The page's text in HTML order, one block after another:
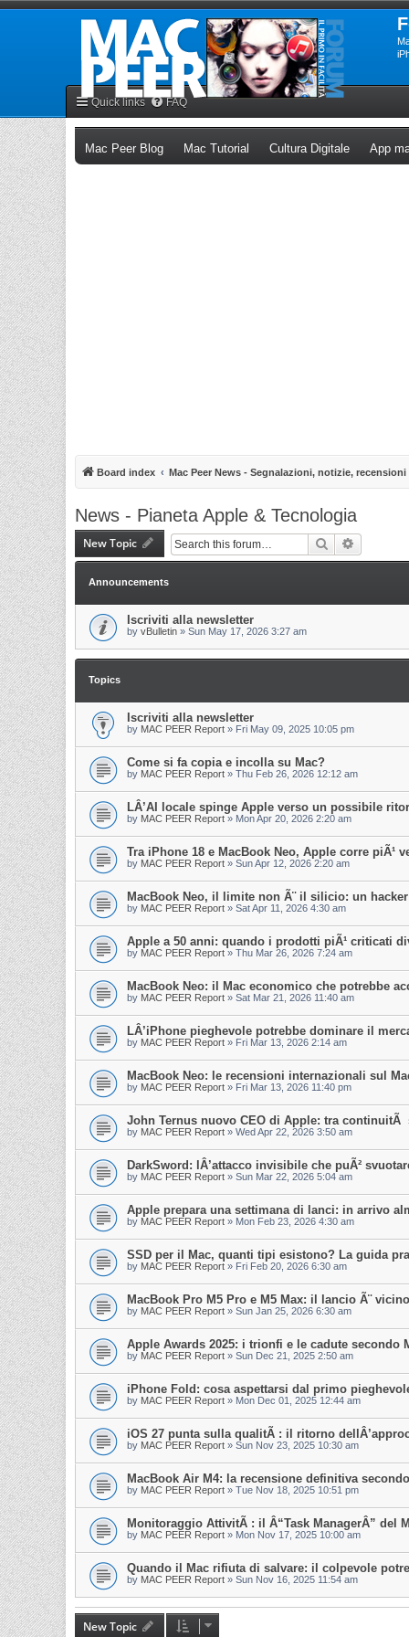
Quick links FAQ
Mac Peer Blog(Opens a new tab)
Mac Tutorial (Opens a new tab)
Cultura Digitale(Opens a
App
Board index Mac Peer News - Segnalazioni, notizie, recensioni
News - Pianeta Apple & Tecnologia
New Topic Search
Announcements
Iscriviti alla newsletter
by vBulletin » Sun May 17, 2026 3:27 am
Topics
Iscriviti alla newsletter
by MAC PEER Report » Fri May 09, 2025 10:05 pm
Come si fa copia e incolla su Mac?
by MAC PEER Report » Thu Feb 26, 2026 12:12 am
LÂ’AI locale spinge Apple verso un possibile
by MAC PEER Report » Mon Apr 20, 2026 2:20 am
Tra iPhone 18 e MacBook Neo, Apple corre piÃ¹
by MAC PEER Report » Sun Apr 12, 2026 2:20 am
MacBook Neo, il limite non Ã¨ il silicio: un
by MAC PEER Report » Sat Apr 11, 2026 4:30 am
Apple a 50 anni: quando i prodotti piÃ¹ criticati
by MAC PEER Report » Thu Mar 26, 2026 7:24 am
MacBook Neo: il Mac economico che potrebbe
by MAC PEER Report » Sat Mar 21, 2026 11:40 am
LÂ’iPhone pieghevole potrebbe dominare il
by MAC PEER Report » Fri Mar 13, 2026 2:14 am
MacBook Neo: le recensioni internazionali sul
by MAC PEER Report » Fri Mar 13, 2026 11:40 pm
John Ternus nuovo CEO di Apple: tra continuitÃ
by MAC PEER Report » Wed Apr 22, 2026 3:50 am
DarkSword: lÂ’attacco invisibile che puÃ²
by MAC PEER Report » Sun Mar 22, 2026 5:04 am
Apple prepara una settimana di lanci: in arrivo
by MAC PEER Report » Mon Feb 23, 2026 4:30 am
SSD per il Mac, quanti tipi esistono? La guida
by MAC PEER Report » Fri Feb 20, 2026 6:30 am
MacBook Pro M5 Pro e M5 Max: il lancio Ã¨
by MAC PEER Report » Sun Jan 25, 2026 6:30 am
Apple Awards 2025: i trionfi e le cadute secondo
by MAC PEER Report » Sun Dec 21, 2025 2:50 am
iPhone Fold: cosa aspettarsi dal primo
by MAC PEER Report » Mon Dec 01, 2025 12:44 am
iOS 27 punta sulla qualitÃ : il ritorno
by MAC PEER Report » Sun Nov 23, 2025 10:30 am
MacBook Air M4: la recensione definitiva
by MAC PEER Report » Tue Nov 18, 2025 10:51 pm
Monitoraggio AttivitÃ : il Â“Task ManagerÂ” del
by MAC PEER Report » Mon Nov 17, 2025 10:00 am
Quando il Mac rifiuta di salvare: il colpevole
by MAC PEER Report » Sun Nov 16, 2025 11:54 am
New Topic